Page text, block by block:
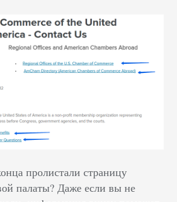
пролистали страницу
палаты? Даже если вы не